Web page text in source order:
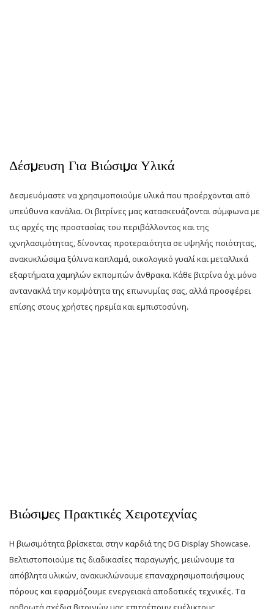
Δέσμευση Για Βιώσιμα Υλικά
Δεσμευόμαστε να χρησιμοποιούμε υλικά που προέρχονται από
υπεύθυνα κανάλια. Οι βιτρίνες μας κατασκευάζονται σύμφωνα με
τις αρχές της προστασίας του περιβάλλοντος και της
ιχνηλασιμότητας, δίνοντας προτεραιότητα σε υψηλής ποιότητας,
ανακυκλώσιμα ξύλινα καπλαμά, οικολογικό γυαλί και μεταλλικά
εξαρτήματα χαμηλών εκπομπών άνθρακα. Κάθε βιτρίνα όχι μόνο
αντανακλά την κομψότητα της επωνυμίας σας, αλλά προσφέρει
επίσης στους χρήστες ηρεμία και εμπιστοσύνη.
Βιώσιμες Πρακτικές Χειροτεχνίας
Η βιωσιμότητα βρίσκεται στην καρδιά της DG Display Showcase.
Βελτιστοποιούμε τις διαδικασίες παραγωγής, μειώνουμε τα
απόβλητα υλικών, ανακυκλώνουμε επαναχρησιμοποιήσιμους
πόρους και εφαρμόζουμε ενεργειακά αποδοτικές τεχνικές. Τα